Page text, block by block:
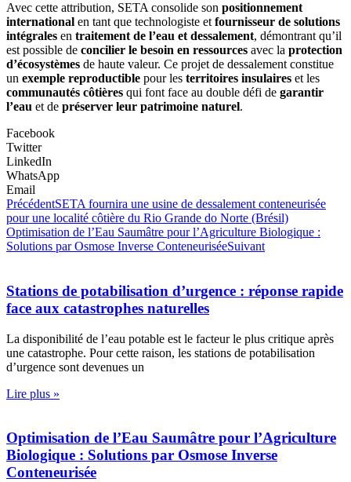
Avec cette attribution, SETA consolide son positionnement
international en tant que technologiste et fournisseur de solutions
intégrales en traitement de l’eau et dessalement, démontrant qu’il
est possible de concilier le besoin en ressources avec la protection
d’écosystèmes de haute valeur. Ce projet de dessalement constitue
un exemple reproductible pour les territoires insulaires et les
communautés côtières qui font face au double défi de garantir
l’eau et de préserver leur patrimoine naturel.
Facebook
Twitter
LinkedIn
WhatsApp
Email
PrécédentSETA fournira une usine de dessalement conteneurisée
pour une localité côtière du Rio Grande do Norte (Brésil)
Optimisation de l’Eau Saumâtre pour l’Agriculture Biologique :
Solutions par Osmose Inverse ConteneuriséeSuivant
Stations de potabilisation d’urgence : réponse rapide
face aux catastrophes naturelles
La disponibilité de l’eau potable est le facteur le plus critique après
une catastrophe. Pour cette raison, les stations de potabilisation
d’urgence sont devenues un
Lire plus »
Optimisation de l’Eau Saumâtre pour l’Agriculture
Biologique : Solutions par Osmose Inverse
Conteneurisée